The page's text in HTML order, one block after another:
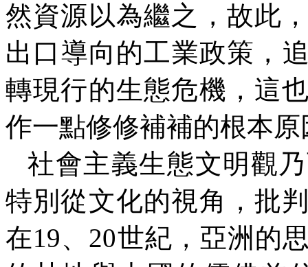
然資源以為繼之，故此
出口導向的工業政策，
轉現行的生態危機，這
作一點修修補補的根本原
社會主義生態文明觀
特別從文化的視角，批
在19、 20世紀，亞洲的